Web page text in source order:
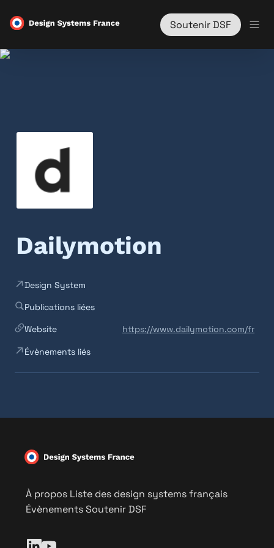
Soutenir DSF
Dailymotion
Design System
Publications liées
Website
https://www.dailymotion.com/fr
Évènements liés
À propos Liste des design systems français
ÉvènementsSoutenir DSF